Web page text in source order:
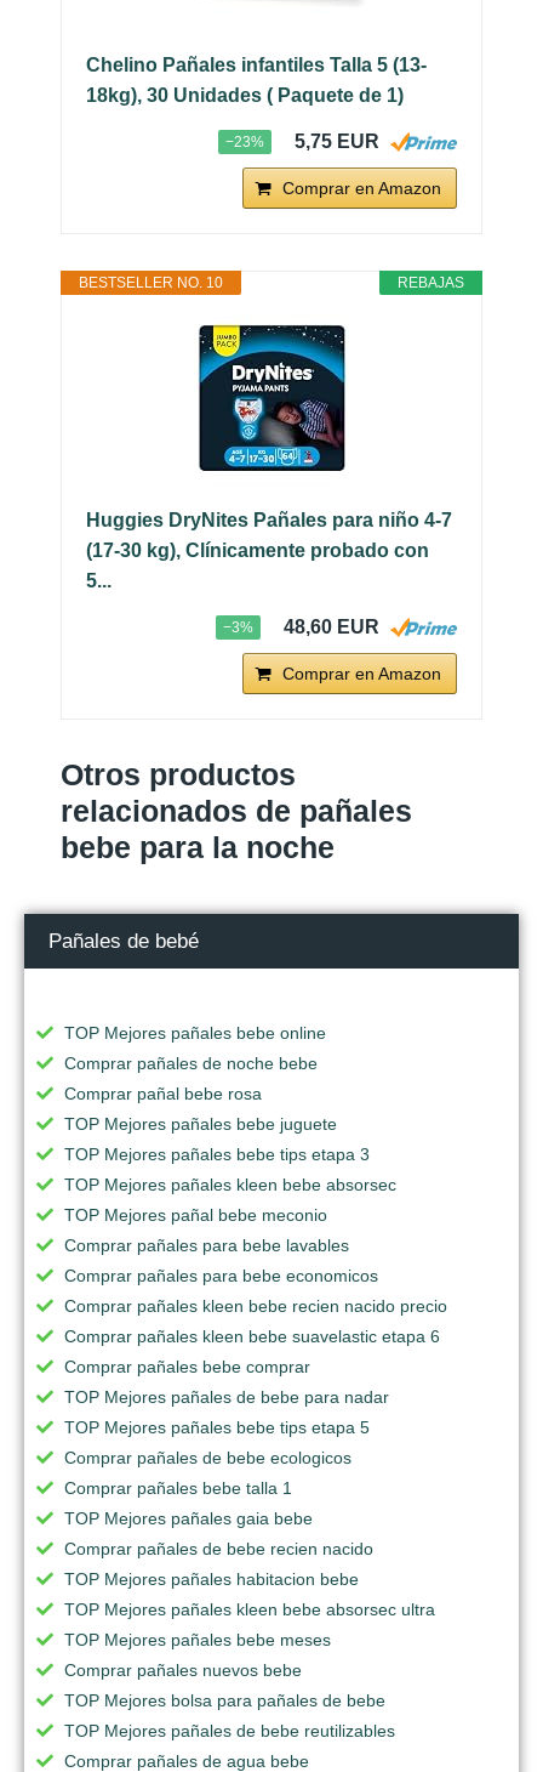
Chelino Pañales infantiles Talla 5 (13-
18kg), 30 Unidades ( Paquete de 1)
−23% 5,75 EUR
Comprar en Amazon
REBAJAS
BESTSELLER NO. 10
Huggies DryNites Pañales para niño 4-7
(17-30 kg), Clínicamente probado con
5...
−3% 48,60 EUR
Comprar en Amazon
Otros productos
relacionados de pañales
bebe para la noche
Pañales de bebé
TOP Mejores pañales bebe online
Comprar pañales de noche bebe
Comprar pañal bebe rosa
TOP Mejores pañales bebe juguete
TOP Mejores pañales bebe tips etapa 3
TOP Mejores pañales kleen bebe absorsec
TOP Mejores pañal bebe meconio
Comprar pañales para bebe lavables
Comprar pañales para bebe economicos
Comprar pañales kleen bebe recien nacido precio
Comprar pañales kleen bebe suavelastic etapa 6
Comprar pañales bebe comprar
TOP Mejores pañales de bebe para nadar
TOP Mejores pañales bebe tips etapa 5
Comprar pañales de bebe ecologicos
Comprar pañales bebe talla 1
TOP Mejores pañales gaia bebe
Comprar pañales de bebe recien nacido
TOP Mejores pañales habitacion bebe
TOP Mejores pañales kleen bebe absorsec ultra
TOP Mejores pañales bebe meses
Comprar pañales nuevos bebe
TOP Mejores bolsa para pañales de bebe
TOP Mejores pañales de bebe reutilizables
Comprar pañales de agua bebe